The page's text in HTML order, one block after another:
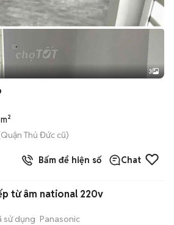
3
Thủ Đức cũ)
Bấm để hiện số Chat
từ âm national 220v
sử dụng Panasonic